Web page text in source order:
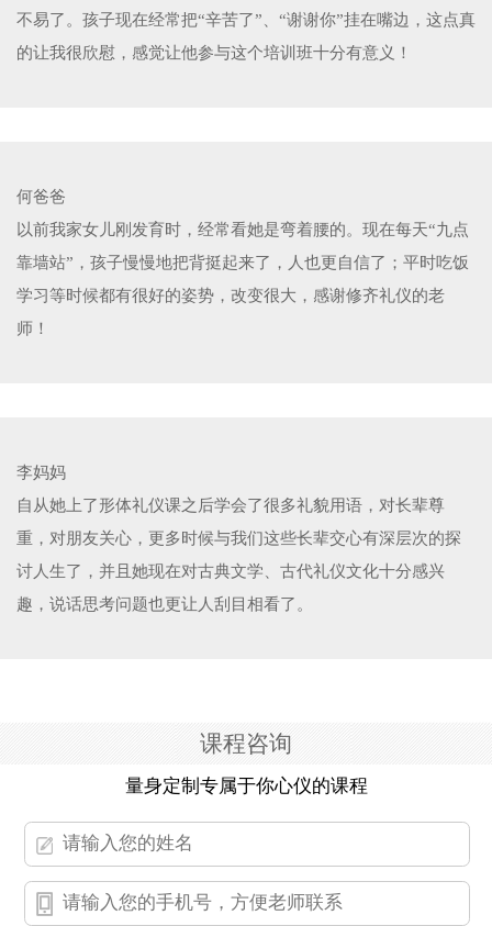
不易了。孩子现在经常把“辛苦了”、“谢谢你”挂在嘴边，这点真
的让我很欣慰，感觉让他参与这个培训班十分有意义！
何爸爸
以前我家女儿刚发育时，经常看她是弯着腰的。现在每天“九点
靠墙站”，孩子慢慢地把背挺起来了，人也更自信了；平时吃饭
学习等时候都有很好的姿势，改变很大，感谢修齐礼仪的老
师！
李妈妈
自从她上了形体礼仪课之后学会了很多礼貌用语，对长辈尊
重，对朋友关心，更多时候与我们这些长辈交心有深层次的探
讨人生了，并且她现在对古典文学、古代礼仪文化十分感兴
趣，说话思考问题也更让人刮目相看了。
课程咨询
量身定制专属于你心仪的课程